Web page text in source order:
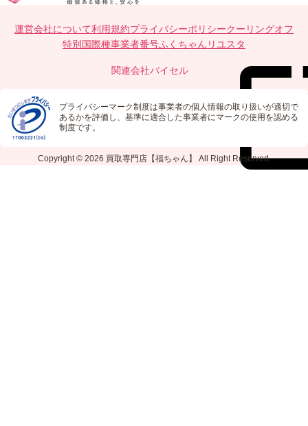
運営会社について利用規約プライバシーポリシークーリングオフ
特別国際種事業者番号ふくちゃんリユスタ
関連会社バイセル
プライバシーマーク制度は事業者の個人情報の取り扱いが適切で
あるかを評価し、基準に適合した事業者にマークの使用を認める
制度です。
Copyright © 2026 買取専門店【福ちゃん】 All Right Reserved.